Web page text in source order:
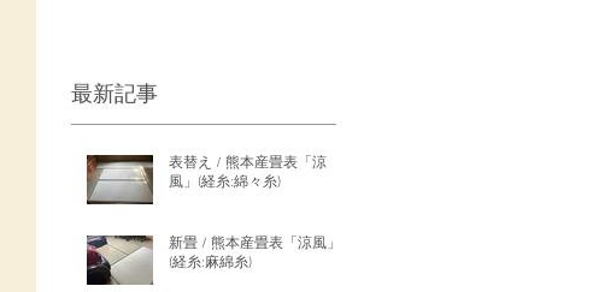
最新記事
表替え / 熊本産畳表「涼
風」(経糸:綿々糸)
新畳 / 熊本産畳表「涼風」
(経糸:麻綿糸)